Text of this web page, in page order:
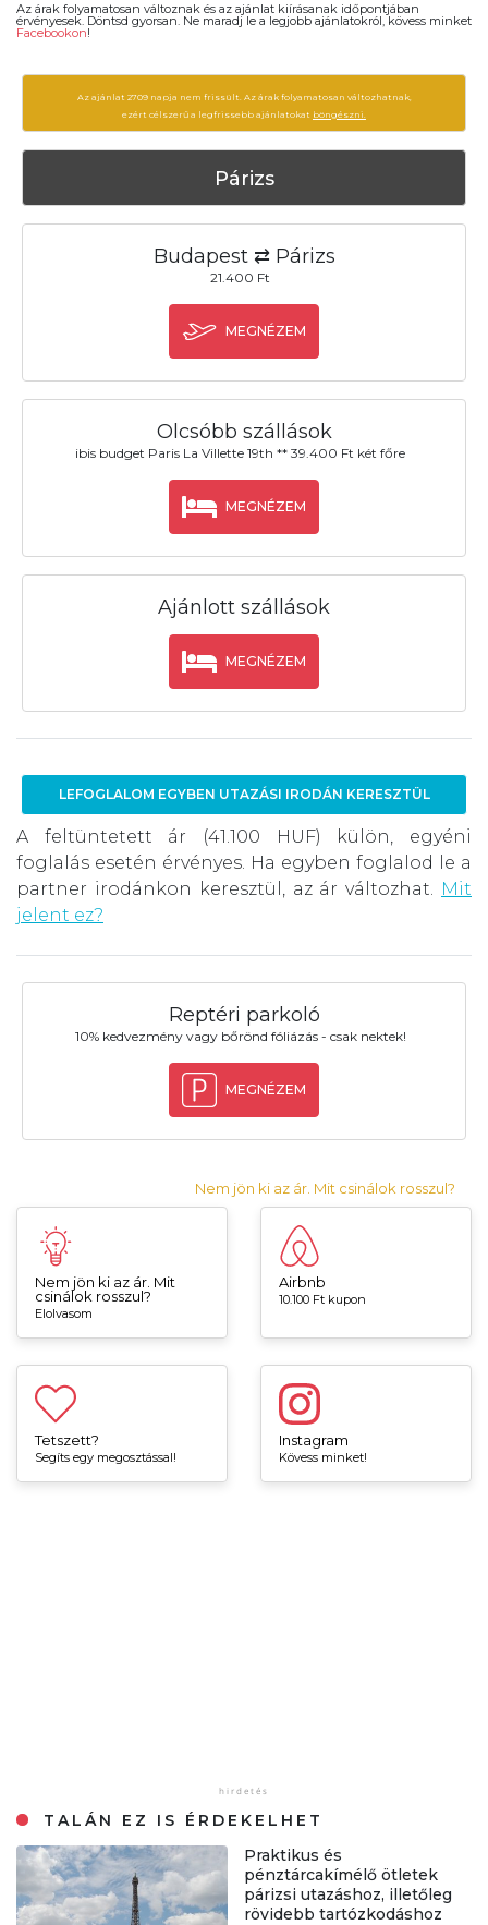
Az árak folyamatosan változnak és az ajánlat kiírásanak időpontjában
érvényesek. Döntsd gyorsan. Ne maradj le a legjobb ajánlatokról, kövess minket
Facebookon!
Az ajánlat 2709 napja nem frissült. Az árak folyamatosan változhatnak,
ezért célszerű a legfrissebb ajánlatokat böngészni.
Párizs
Budapest ⇄ Párizs
21.400 Ft
MEGNÉZEM
Olcsóbb szállások
ibis budget Paris La Villette 19th ** 39.400 Ft két főre
MEGNÉZEM
Ajánlott szállások
MEGNÉZEM
LEFOGLALOM EGYBEN UTAZÁSI IRODÁN KERESZTÜL
A feltüntetett ár (41.100 HUF) külön, egyéni
foglalás esetén érvényes. Ha egyben foglalod le a
partner irodánkon keresztül, az ár változhat. Mit
jelent ez?
Reptéri parkoló
10% kedvezmény vagy bőrönd fóliázás - csak nektek!
MEGNÉZEM
Nem jön ki az ár. Mit csinálok rosszul?
Nem jön ki az ár. Mit
csinálok rosszul?
Elolvasom
Airbnb
10.100 Ft kupon
Tetszett?
Segíts egy megosztással!
Instagram
Kövess minket!
TALÁN EZ IS ÉRDEKELHET
Praktikus és
pénztárcakímélő ötletek
párizsi utazáshoz, illetőleg
rövidebb tartózkodáshoz